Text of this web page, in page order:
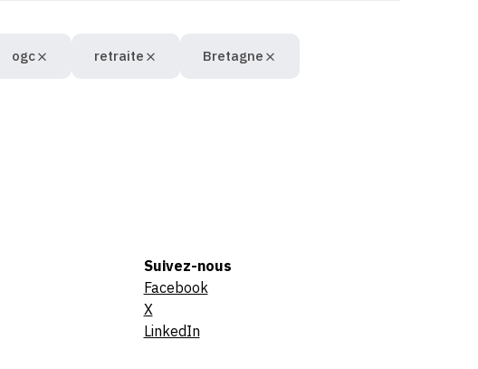
ogc retraite Bretagne
Suivez-nous
Facebook
X
LinkedIn